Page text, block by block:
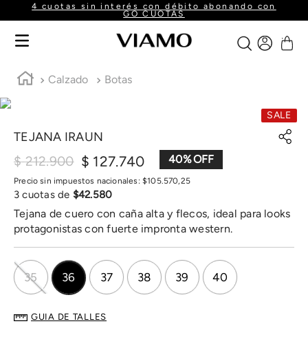
4 cuotas sin interés con débito abonando con
GO CUOTAS
Calzado Botas
SALE
TEJANA IRAUN
$ 127.740
$ 212.900 40%
Precio sin impuestos nacionales: $105.570,25
3 cuotas de $42.580
Tejana de cuero con caña alta y flecos, ideal para looks
protagonistas con fuerte impronta western.
35 36 37 38 39 40
GUIA DE TALLES